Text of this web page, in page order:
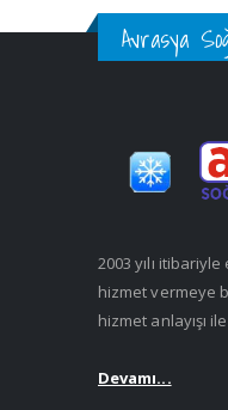
Avrasya
2003 yılı
hizmet vermeye
hizmet anlayışı
Devamı...